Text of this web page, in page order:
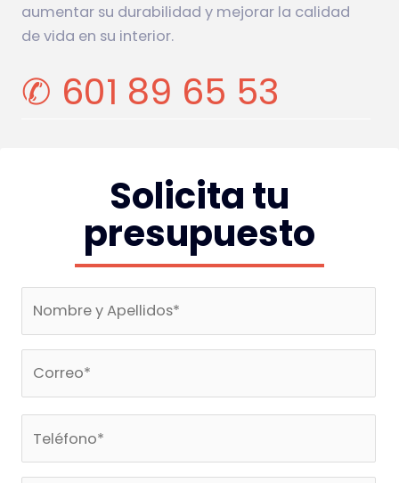
aumentar su durabilidad y mejorar la calidad
de vida en su interior.
✆ 601 89 65 53
Solicita tu
presupuesto